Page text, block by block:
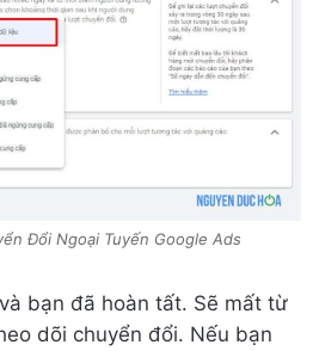
Đổi Ngoại Tuyến Google Ads
và bạn đã hoàn tất. Sẽ mất từ
dõi chuyển đổi. Nếu bạn